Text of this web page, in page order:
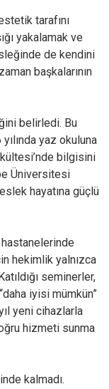
tarafını
yakalamak ve
de kendini
başkalarının
belirledi. Bu
yaz okuluna
bilgisini
Üniversitesi
hayatına güçlü
hekimlik yalnızca
seminerler,
iyisi mümkün”
yeni cihazlarla
hizmeti sunma
kalmadı.